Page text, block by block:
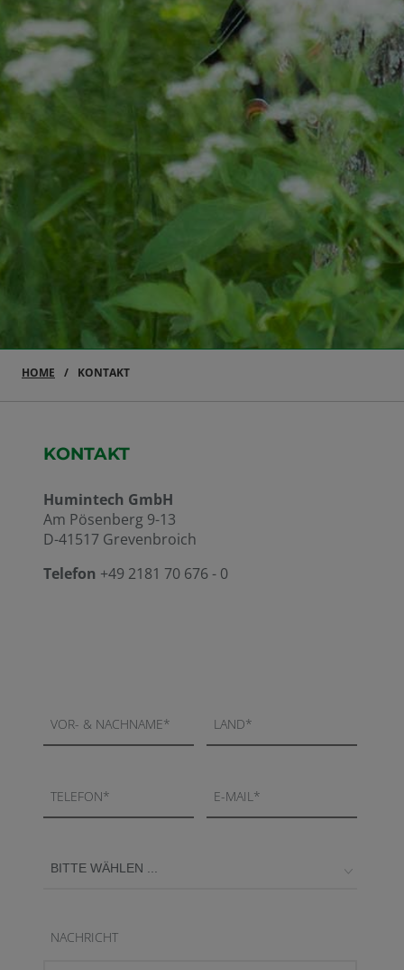
HOME KONTAKT
KONTAKT
Humintech GmbH
Am Pösenberg 9-13
D-41517 Grevenbroich
Telefon +49 2181 70 676 - 0
VOR- & NACHNAME* LAND*
TELEFON* E-MAIL*
NACHRICHT